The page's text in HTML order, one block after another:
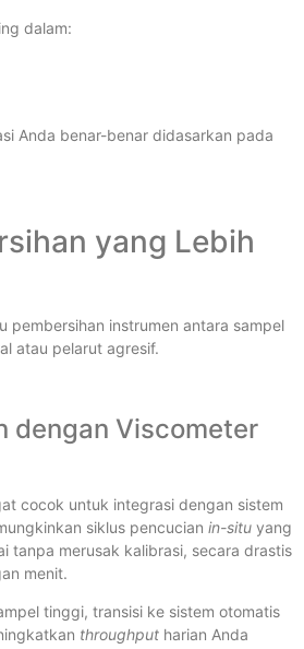
dalam:
Anda benar-benar didasarkan pada
yang Lebih
pembersihan instrumen antara sampel
atau pelarut agresif.
dengan Viscometer
cocok untuk integrasi dengan sistem
siklus pencucian in-situ yang
tanpa merusak kalibrasi, secara drastis
menit.
tinggi, transisi ke sistem otomatis
throughput harian Anda